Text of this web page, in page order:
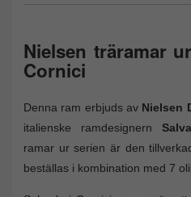
Nielsen träramar
Cornici
Denna ram erbjuds av Nielsen
italienske ramdesignern
ramar ur serien är den
beställas i kombination med 7